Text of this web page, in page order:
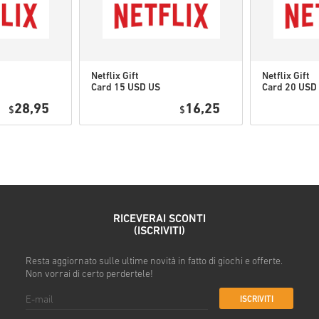
Guarda la guida rapida
$28,95
Netflix Gift
Card 15 USD US
$ 16,25
Netflix Gift
Card 20 USD
RICEVERAI SCONTI
(ISCRIVITI)
Resta aggiornato sulle ultime novità in fatto di giochi e offerte.
Non vorrai di certo perdertele!
ISCRIVITI